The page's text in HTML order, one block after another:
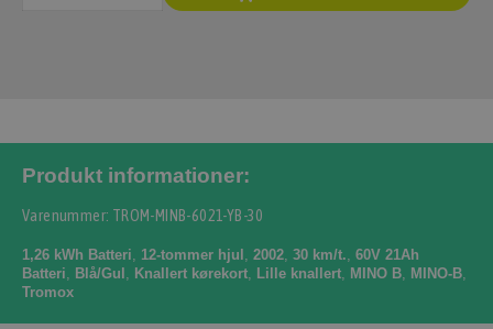
Produkt informationer:
Varenummer: TROM-MINB-6021-YB-30
1,26 kWh Batteri, 12-tommer hjul , 2002, 30 km/t., 60V 21Ah
Batteri, Blå/Gul , Knallert kørekort, Lille knallert, MINO B, MINO-B,
Tromox